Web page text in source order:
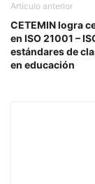
Artículo anterior
CETEMIN logra
en ISO 21001 –
estándares de
en educación